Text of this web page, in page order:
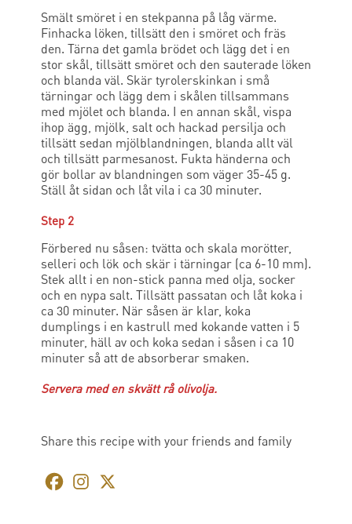
Smält smöret i en stekpanna på låg värme.
Finhacka löken, tillsätt den i smöret och fräs
den. Tärna det gamla brödet och lägg det i en
stor skål, tillsätt smöret och den sauterade löken
och blanda väl. Skär tyrolerskinkan i små
tärningar och lägg dem i skålen tillsammans
med mjölet och blanda. I en annan skål, vispa
ihop ägg, mjölk, salt och hackad persilja och
tillsätt sedan mjölblandningen, blanda allt väl
och tillsätt parmesanost. Fukta händerna och
gör bollar av blandningen som väger 35-45 g.
Ställ åt sidan och låt vila i ca 30 minuter.
Step 2
Förbered nu såsen: tvätta och skala morötter,
selleri och lök och skär i tärningar (ca 6-10 mm).
Stek allt i en non-stick panna med olja, socker
och en nypa salt. Tillsätt passatan och låt koka i
ca 30 minuter. När såsen är klar, koka
dumplings i en kastrull med kokande vatten i 5
minuter, häll av och koka sedan i såsen i ca 10
minuter så att de absorberar smaken.
Servera med en skvätt rå olivolja.
Share this recipe with your friends and family